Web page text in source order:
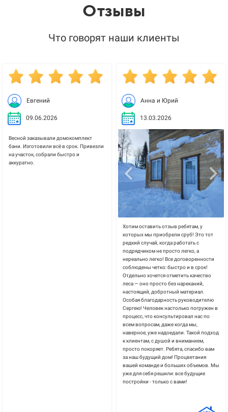
Отзывы
Что говорят наши клиенты
Евгений
09.06.2026
Весной заказывали домокомплект
бани. Изготовили всё в срок. Привезли
на участок, собрали быстро и
аккуратно.
Анна и Юрий
13.03.2026
Хотим оставить отзыв ребятам, у
которых мы приобрели сруб! Это тот
редкий случай, когда работать с
подрядчиком не просто легко, а
нереально легко! Все договоренности
соблюдены четко: быстро и в срок!
Отдельно хочется отметить качество
леса — оно просто без нареканий,
настоящий, добротный материал.
Особая благодарность руководителю
Сергею! Человек настолько погружен в
процесс, что консультировал нас по
всем вопросам, даже когда мы,
наверное, уже надоедали. Такой подход
к клиентам, с душой и вниманием,
просто покоряет. Ребята, спасибо вам
за наш будущий дом! Процветания
вашей команде и больших объемов. Мы
уже для себя решили: все будущие
постройки - только с вами!